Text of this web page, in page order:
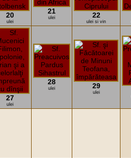
20
ulei
21
ulei 22
ulei si vin
27
ulei
28
ulei 29
ulei